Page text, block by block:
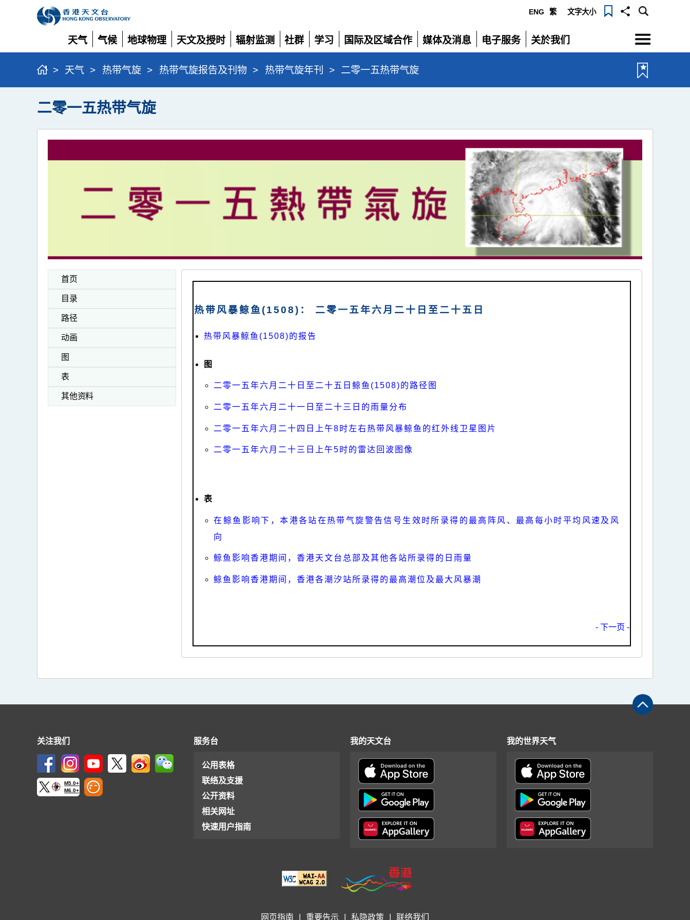
ENG 繁 文字大小
天气
展
开
气候
展
开
地球物理
展
开
天文及授时
展
开
辐射监测
展
开
社群
展
开
学习
展
开
国际及区域合作
展
开
媒体及消息
展
电子服务
展
关於我们
展
选
单
> 天气 > 热带气旋 > 热带气旋报告及刊物 > 热带气旋年刊 > 二零一五热带气旋
二零一五热带气旋
首页
目录
路径
动画
图
表
其他资料
热带风暴鲸鱼(1508)： 二零一五年六月二十日至二十五日
热带风暴鲸鱼(1508)的报告
图
二零一五年六月二十日至二十五日鲸鱼(1508)的路径图
二零一五年六月二十一日至二十三日的雨量分布
二零一五年六月二十四日上午8时左右热带风暴鲸鱼的红外线卫星图片
二零一五年六月二十三日上午5时的雷达回波图像
表
在鲸鱼影响下，本港各站在热带气旋警告信号生效时所录得的最高阵风、最高每小时平均风速及风
向
鲸鱼影响香港期间，香港天文台总部及其他各站所录得的日雨量
鲸鱼影响香港期间，香港各潮汐站所录得的最高潮位及最大风暴潮
- 下一页 -
关注我们
M5.0+
M6.0+
服务台
公用表格
联络及支援
公开资料
相关网址
快速用户指南
我的天文台 我的世界天气
网页指南 重要告示 私隐政策 联络我们